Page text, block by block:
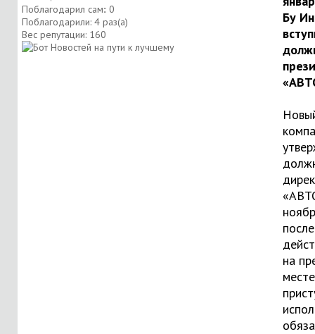
Поблагодарил сам:: 0
Поблагодарили: 4 раз(а)
Вес репутации: 160
Бу
на